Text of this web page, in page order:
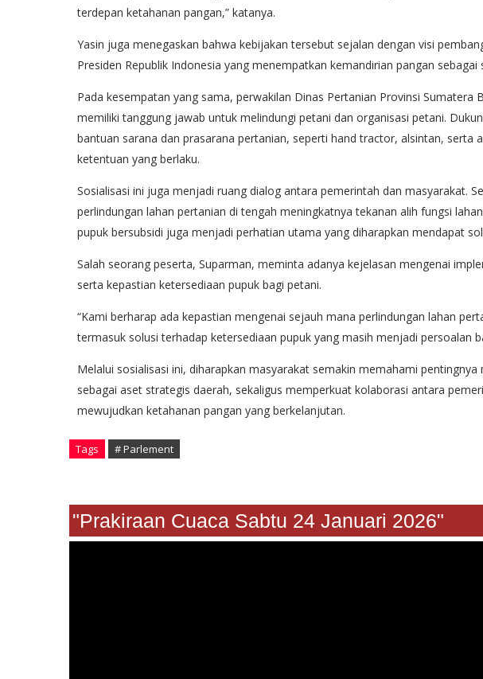
terdepan ketahanan pangan,” katanya.
Yasin juga menegaskan bahwa kebijakan tersebut sejalan dengan visi
Presiden Republik Indonesia yang menempatkan kemandirian pangan
Pada kesempatan yang sama, perwakilan Dinas Pertanian Provinsi Sumatera
memiliki tanggung jawab untuk melindungi petani dan organisasi petani.
bantuan sarana dan prasarana pertanian, seperti hand tractor, alsintan, serta
ketentuan yang berlaku.
Sosialisasi ini juga menjadi ruang dialog antara pemerintah dan masyarakat.
perlindungan lahan pertanian di tengah meningkatnya tekanan alih fungsi
pupuk bersubsidi juga menjadi perhatian utama yang diharapkan mendapat
Salah seorang peserta, Suparman, meminta adanya kejelasan mengenai
serta kepastian ketersediaan pupuk bagi petani.
“Kami berharap ada kepastian mengenai sejauh mana perlindungan lahan
termasuk solusi terhadap ketersediaan pupuk yang masih menjadi persoalan
Melalui sosialisasi ini, diharapkan masyarakat semakin memahami
sebagai aset strategis daerah, sekaligus memperkuat kolaborasi antara
mewujudkan ketahanan pangan yang berkelanjutan.
Tags # Parlement
"Prakiraan Cuaca Sabtu 24 Januari 2026"